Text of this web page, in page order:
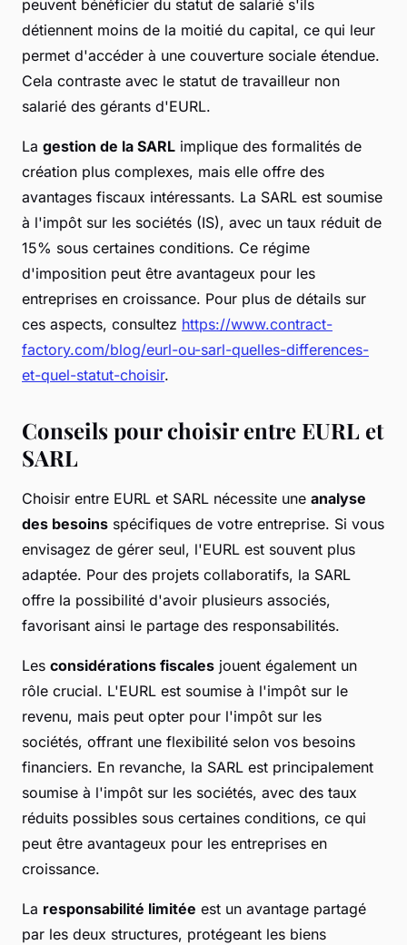
peuvent bénéficier du statut de salarié s'ils
détiennent moins de la moitié du capital, ce qui leur
permet d'accéder à une couverture sociale étendue.
Cela contraste avec le statut de travailleur non
salarié des gérants d'EURL.
La gestion de la SARL implique des formalités de
création plus complexes, mais elle offre des
avantages fiscaux intéressants. La SARL est soumise
à l'impôt sur les sociétés (IS), avec un taux réduit de
15% sous certaines conditions. Ce régime
d'imposition peut être avantageux pour les
entreprises en croissance. Pour plus de détails sur
ces aspects, consultez https://www.contract-
factory.com/blog/eurl-ou-sarl-quelles-differences-
et-quel-statut-choisir.
Conseils pour choisir entre EURL et
SARL
Choisir entre EURL et SARL nécessite une analyse
des besoins spécifiques de votre entreprise. Si vous
envisagez de gérer seul, l'EURL est souvent plus
adaptée. Pour des projets collaboratifs, la SARL
offre la possibilité d'avoir plusieurs associés,
favorisant ainsi le partage des responsabilités.
Les considérations fiscales jouent également un
rôle crucial. L'EURL est soumise à l'impôt sur le
revenu, mais peut opter pour l'impôt sur les
sociétés, offrant une flexibilité selon vos besoins
financiers. En revanche, la SARL est principalement
soumise à l'impôt sur les sociétés, avec des taux
réduits possibles sous certaines conditions, ce qui
peut être avantageux pour les entreprises en
croissance.
La responsabilité limitée est un avantage partagé
par les deux structures, protégeant les biens